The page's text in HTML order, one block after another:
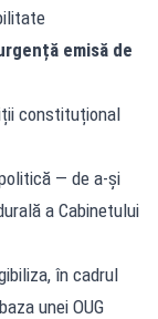
emisă de
constituțional
— de a-și
a Cabinetului
în cadrul
unei OUG